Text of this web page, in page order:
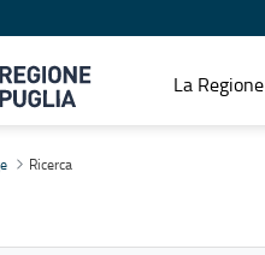
La Regione
Ricerca